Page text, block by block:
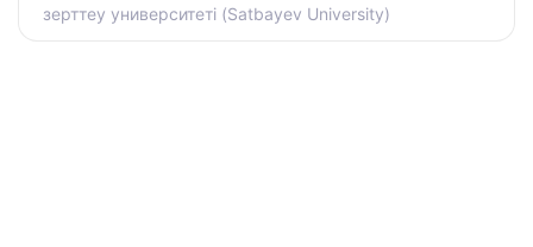
зерттеу университеті (Satbayev University)